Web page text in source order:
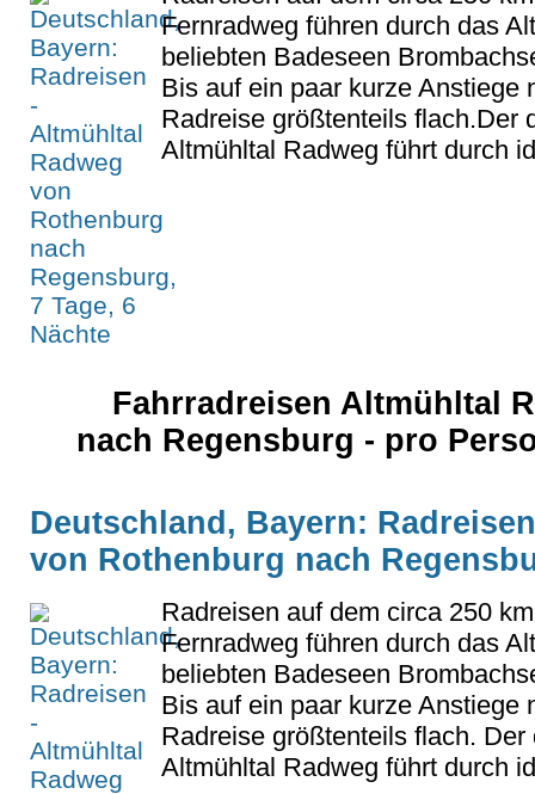
Fernradweg führen durch das
beliebten Badeseen
Bis auf ein paar kurze Anstiege
Radreise größtenteils flach.Der
Altmühltal Radweg führt durch
Fahrradreisen Altmühltal
nach Regensburg - pro
Deutschland, Bayern:
von Rothenburg nach
Radreisen auf dem circa 250
Fernradweg führen durch das
beliebten Badeseen
Bis auf ein paar kurze Anstiege
Radreise größtenteils flach.
Altmühltal Radweg führt durch